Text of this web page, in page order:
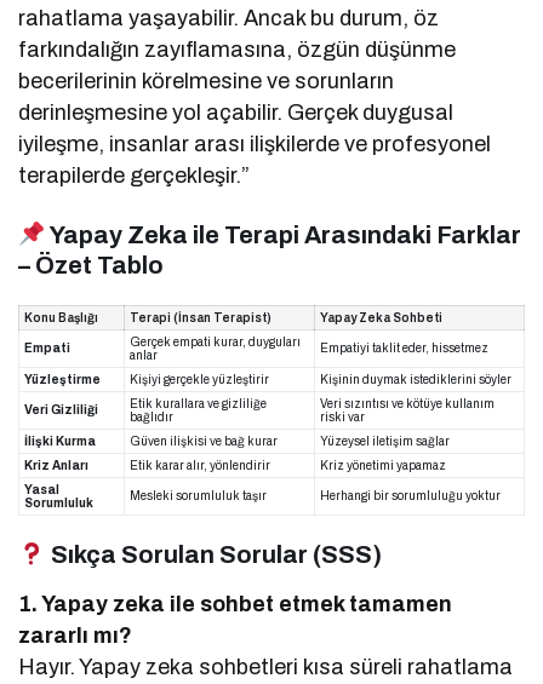
rahatlama yaşayabilir. Ancak bu durum, öz
farkındalığın zayıflamasına, özgün düşünme
becerilerinin körelmesine ve sorunların
derinleşmesine yol açabilir. Gerçek duygusal
iyileşme, insanlar arası ilişkilerde ve profesyonel
terapilerde gerçekleşir.”
Yapay Zeka ile Terapi Arasındaki Farklar
– Özet Tablo
Konu Başlığı Terapi (İnsan Terapist) Yapay Zeka Sohbeti
Empati
Gerçek empati kurar, duyguları
anlar
Empatiyi taklit eder, hissetmez
Yüzleştirme Kişiyi gerçekle yüzleştirir Kişinin duymak istediklerini söyler
Veri Gizliliği
Etik kurallara ve gizliliğe
bağlıdır
Veri sızıntısı ve kötüye kullanım
riski var
İlişki Kurma
Güven ilişkisi ve bağ kurar
Yüzeysel iletişim sağlar
Kriz Anları
Etik karar alır, yönlendirir
Kriz yönetimi yapamaz
Yasal
Sorumluluk
Mesleki sorumluluk taşır Herhangi bir sorumluluğu yoktur
Sıkça Sorulan Sorular (SSS)
1. Yapay zeka ile sohbet etmek tamamen
zararlı mı?
Hayır. Yapay zeka sohbetleri kısa süreli rahatlama